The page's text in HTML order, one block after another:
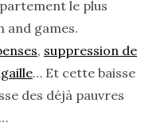
le plus
and games.
, suppression de
… Et cette baisse
des déjà pauvres